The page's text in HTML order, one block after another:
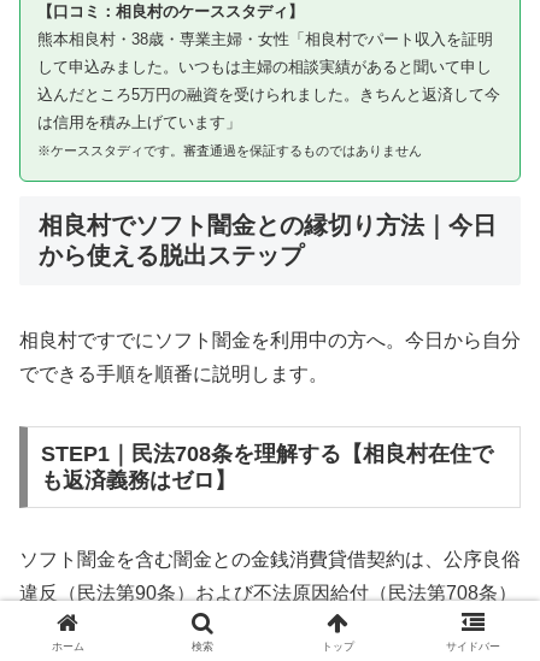
【口コミ：相良村のケーススタディ】
熊本相良村・38歳・専業主婦・女性「相良村でパート収入を証明
して申込みました。いつもは主婦の相談実績があると聞いて申し
込んだところ5万円の融資を受けられました。きちんと返済して今
は信用を積み上げています」
※ケーススタディです。審査通過を保証するものではありません
相良村でソフト闇金との縁切り方法｜今日
から使える脱出ステップ
相良村ですでにソフト闇金を利用中の方へ。今日から自分
でできる手順を順番に説明します。
STEP1｜民法708条を理解する【相良村在住で
も返済義務はゼロ】
ソフト闇金を含む闇金との金銭消費貸借契約は、公序良俗
違反（民法第90条）および不法原因給付（民法第708条）
に該当するため、法的には無効です。相良村在住であって
ホーム 検索 トップ サイドバー